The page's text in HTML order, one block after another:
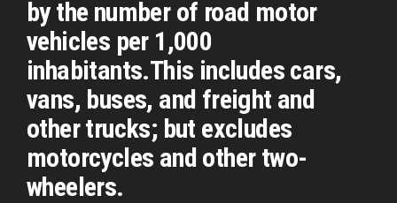
by the number of road motor
vehicles per 1,000
inhabitants.This includes cars,
vans, buses, and freight and
other trucks; but excludes
motorcycles and other two-
wheelers.